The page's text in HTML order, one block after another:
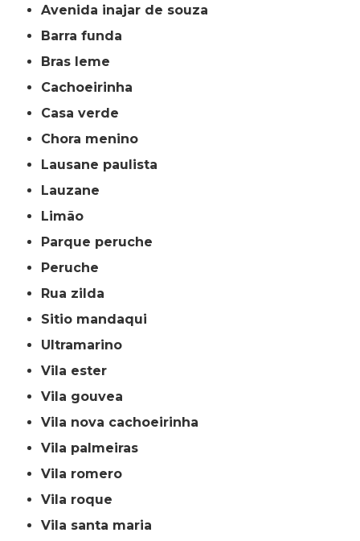
avenida inajar de souza
barra funda
bras leme
cachoeirinha
casa verde
chora menino
lausane paulista
lauzane
limão
parque peruche
peruche
rua zilda
sitio mandaqui
ultramarino
vila ester
vila gouvea
vila nova cachoeirinha
vila palmeiras
vila romero
vila roque
vila santa maria